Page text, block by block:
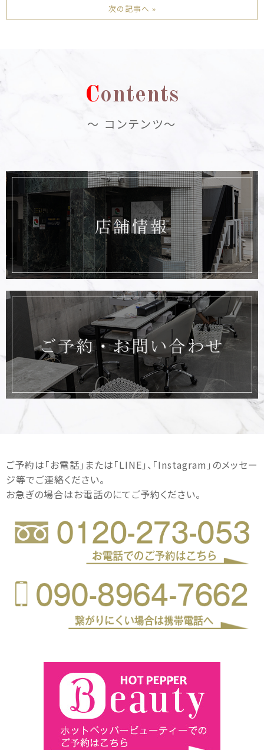
次の記事へ »
Contents
～ コンテンツ～
ご予約は｢お電話｣または｢LINE｣、｢Instagram｣のメッセー
ジ等でご連絡ください。
お急ぎの場合はお電話のにてご予約ください。